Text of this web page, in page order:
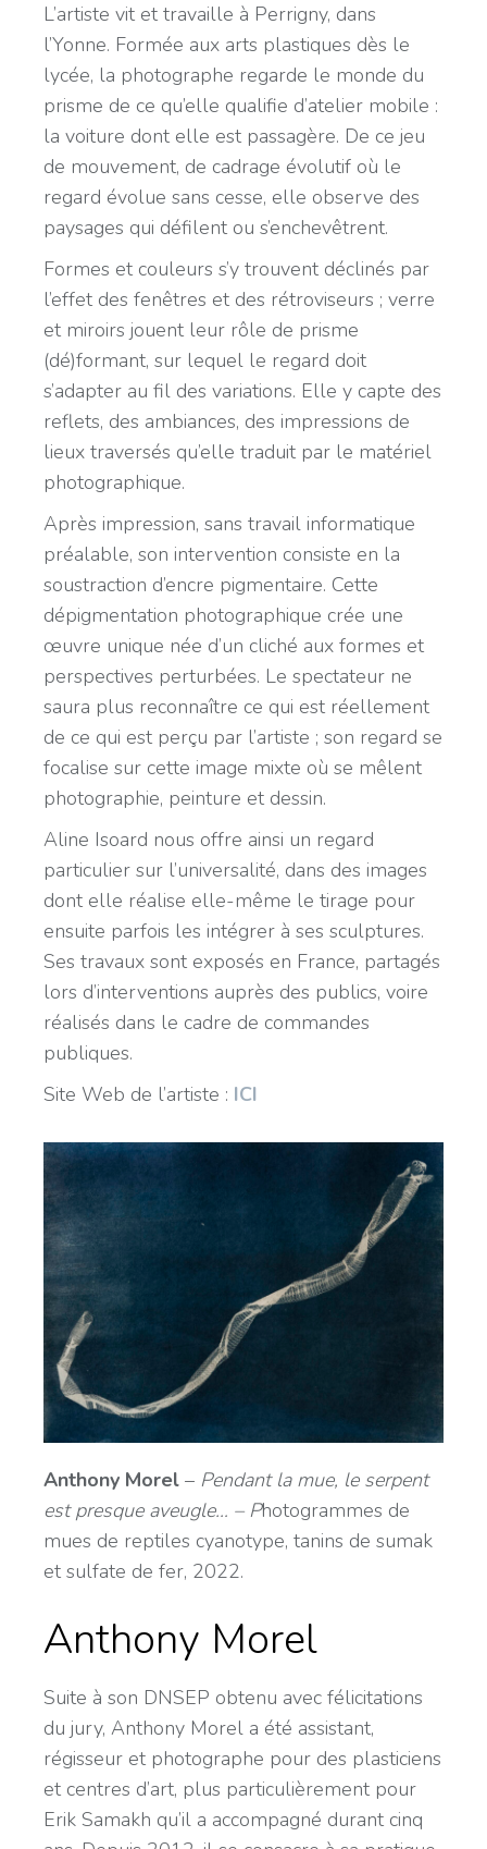
L’artiste vit et travaille à Perrigny, dans
l’Yonne. Formée aux arts plastiques dès le
lycée, la photographe regarde le monde du
prisme de ce qu’elle qualifie d’atelier mobile :
la voiture dont elle est passagère. De ce jeu
de mouvement, de cadrage évolutif où le
regard évolue sans cesse, elle observe des
paysages qui défilent ou s’enchevêtrent.
Formes et couleurs s’y trouvent déclinés par
l’effet des fenêtres et des rétroviseurs ; verre
et miroirs jouent leur rôle de prisme
(dé)formant, sur lequel le regard doit
s’adapter au fil des variations. Elle y capte des
reflets, des ambiances, des impressions de
lieux traversés qu’elle traduit par le matériel
photographique.
Après impression, sans travail informatique
préalable, son intervention consiste en la
soustraction d’encre pigmentaire. Cette
dépigmentation photographique crée une
œuvre unique née d’un cliché aux formes et
perspectives perturbées. Le spectateur ne
saura plus reconnaître ce qui est réellement
de ce qui est perçu par l’artiste ; son regard se
focalise sur cette image mixte où se mêlent
photographie, peinture et dessin.
Aline Isoard nous offre ainsi un regard
particulier sur l’universalité, dans des images
dont elle réalise elle-même le tirage pour
ensuite parfois les intégrer à ses sculptures.
Ses travaux sont exposés en France, partagés
lors d’interventions auprès des publics, voire
réalisés dans le cadre de commandes
publiques.
Site Web de l’artiste : ICI
Anthony Morel – Pendant la mue, le serpent
est presque aveugle… – Photogrammes de
mues de reptiles cyanotype, tanins de sumak
et sulfate de fer, 2022.
Anthony Morel
Suite à son DNSEP obtenu avec félicitations
du jury, Anthony Morel a été assistant,
régisseur et photographe pour des plasticiens
et centres d’art, plus particulièrement pour
Erik Samakh qu’il a accompagné durant cinq